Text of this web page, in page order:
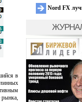
в
рынка,
Nord FX